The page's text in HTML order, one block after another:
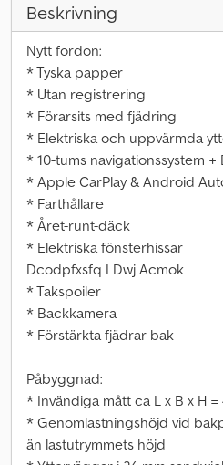
Beskrivning
Nytt fordon:
* Tyska papper
* Utan registrering
* Förarsits med fjädring
* Elektriska och uppvärmda
* 10-tums navigationssystem
* Apple CarPlay & Android
* Farthållare
* Året-runt-däck
* Elektriska fönsterhissar
Dcodpfxsfq I Dwj Acmok
* Takspoiler
* Backkamera
* Förstärkta fjädrar bak
Påbyggnad:
* Invändiga mått ca L x B x H =
* Genomlastningshöjd vid
än lastutrymmets höjd